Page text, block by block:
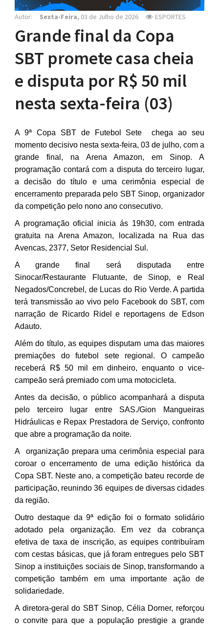
Autor: Sexta-Feira, 03 de Julho de 2026 ESPORTES
Grande final da Copa
SBT promete casa cheia
e disputa por R$ 50 mil
nesta sexta-feira (03)
A 9ª Copa SBT de Futebol Sete chega ao seu
momento decisivo nesta sexta-feira, 03 de julho, com a
grande final, na Arena Amazon, em Sinop. A
programação contará com a disputa do terceiro lugar,
a decisão do título e uma cerimônia especial de
encerramento preparada pelo SBT Sinop, organizador
da competição pelo nono ano consecutivo.
A programação oficial inicia ás 19h30, com entrada
gratuita na Arena Amazon, localizada na Rua das
Avencas, 2377, Setor Residencial Sul.
A grande final será disputada entre
Sinocar/Restaurante Flutuante, de Sinop, e Real
Negados/Concrebel, de Lucas do Rio Verde. A partida
terá transmissão ao vivo pelo Facebook do SBT, com
narração de Ricardo Ridel e reportagens de Edson
Adauto.
Além do título, as equipes disputam uma das maiores
premiações do futebol sete regional. O campeão
receberá R$ 50 mil em dinheiro, enquanto o vice-
campeão será premiado com uma motocicleta.
Antes da decisão, o público acompanhará a disputa
pelo terceiro lugar entre SAS./Gion Mangueiras
Hidráulicas e Repax Prestadora de Serviço, confronto
que abre a programação da noite.
A organização prepara uma cerimônia especial para
coroar o encerramento de uma edição histórica da
Copa SBT. Neste ano, a competição bateu recorde de
participação, reunindo 36 equipes de diversas cidades
da região.
Outro destaque da 9ª edição foi o formato solidário
adotado pela organização. Em vez da cobrança
efetiva de taxa de inscrição, as equipes contribuíram
com cestas básicas, que já foram entregues pelo SBT
Sinop a instituições sociais de Sinop, transformando a
competição também em uma importante ação de
solidariedade.
A diretora-geral do SBT Sinop, Célia Dorner, reforçou
o convite para que a população prestigie a grande